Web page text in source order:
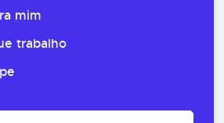
mim
trabalho